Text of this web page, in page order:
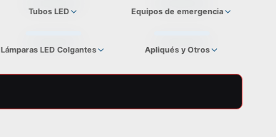
Tubos LED Equipos de emergencia
Lámparas LED Colgantes Apliqués y Otros